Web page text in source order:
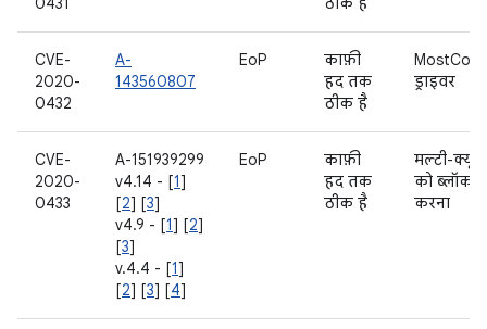
CVE-
2020-
0432
A-
143560807
EoP
काफ़ी
हद तक
ठीक है
MostCore
ड्राइवर
CVE-
2020-
0433
A-151939299
v4.14 - [1]
[2] [3]
v4.9 - [1] [2]
[3]
v.4.4 - [1]
[2] [3] [4]
EoP
काफ़ी
हद तक
ठीक है
मल्टी-क्यू
को ब्लॉक
करना